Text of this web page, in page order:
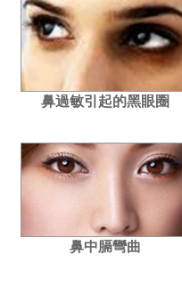
鼻過敏引起的黑眼圈
鼻中膈彎曲